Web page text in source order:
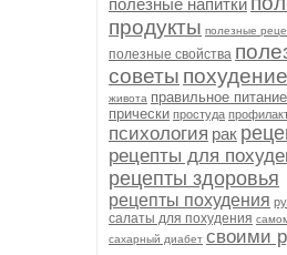
полезные напитки
продукты полезные
полезные свойства
советы похудение
живота правильное питание
прически простуда
психология рак
рецепты для
рецепты здоровья
рецепты похудения
салаты для похудения
сахарный диабет своими